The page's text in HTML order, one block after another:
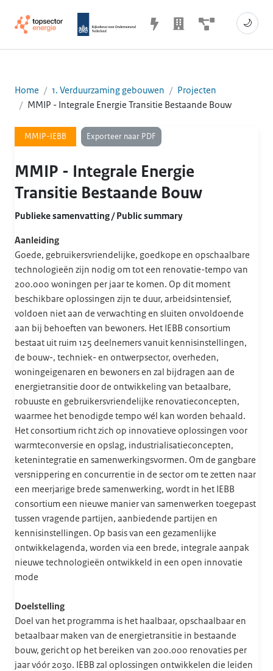
🌙
Home 1. Verduurzaming gebouwen
Projecten
MMIP - Integrale Energie Transitie Bestaande Bouw
MMIP-IEBB Exporteer naar PDF
MMIP - Integrale Energie
Transitie Bestaande Bouw
Publieke samenvatting / Public summary
Aanleiding
Goede, gebruikersvriendelijke, goedkope en opschaalbare
technologieën zijn nodig om tot een renovatie-tempo van
200.000 woningen per jaar te komen. Op dit moment
beschikbare oplossingen zijn te duur, arbeidsintensief,
voldoen niet aan de verwachting en sluiten onvoldoende
aan bij behoeften van bewoners. Het IEBB consortium
bestaat uit ruim 125 deelnemers vanuit kennisinstellingen,
de bouw-, techniek- en ontwerpsector, overheden,
woningeigenaren en bewoners en zal bijdragen aan de
energietransitie door de ontwikkeling van betaalbare,
robuuste en gebruikersvriendelijke renovatieconcepten,
waarmee het benodigde tempo wél kan worden behaald.
Het consortium richt zich op innovatieve oplossingen voor
warmteconversie en opslag, industrialisatieconcepten,
ketenintegratie en samenwerkingsvormen. Om de gangbare
versnippering en concurrentie in de sector om te zetten naar
een meerjarige brede samenwerking, wordt in het IEBB
consortium een nieuwe manier van samenwerken toegepast
tussen vragende partijen, aanbiedende partijen en
kennisinstellingen. Op basis van een gezamenlijke
ontwikkelagenda, worden via een brede, integrale aanpak
nieuwe technologieën ontwikkeld in een open innovatie
mode
Doelstelling
Doel van het programma is het haalbaar, opschaalbaar en
betaalbaar maken van de energietransitie in bestaande
bouw, gericht op het bereiken van 200.000 renovaties per
jaar vóór 2030. IEBB zal oplossingen ontwikkelen die leiden